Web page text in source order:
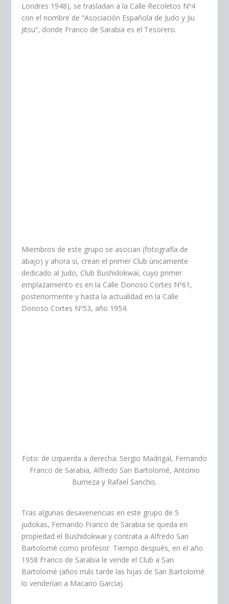
Londres 1948), se trasladan a la Calle Recoletos Nº4
con el nombre de “Asociación Española de Judo y Jiu
Jitsu”, donde Franco de Sarabia es el Tesorero.
Miembros de este grupo se asocian (fotografía de
abajo) y ahora sí, crean el primer Club únicamente
dedicado al Judo, Club Bushidokwai, cuyo primer
emplazamiento es en la Calle Donoso Cortes Nº61,
posteriormente y hasta la actualidad en la Calle
Donoso Cortes Nº53, año 1954.
Foto: de izquierda a derecha: Sergio Madrigal, Fernando
Franco de Sarabia, Alfredo San Bartolomé, Antonio
Burrieza y Rafael Sanchis.
Tras algunas desavenencias en este grupo de 5
judokas, Fernando Franco de Sarabia se queda en
propiedad el Bushidokwai y contrata a Alfredo San
Bartolomé como profesor. Tiempo después, en el año
1958 Franco de Sarabia le vende el Club a San
Bartolomé (años más tarde las hijas de San Bartolomé
lo venderían a Macario García).